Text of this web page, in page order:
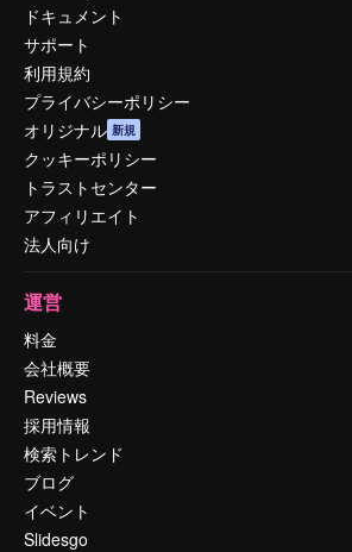
ドキュメント
サポート
利用規約
プライバシーポリシー
オリジナル 新規
クッキーポリシー
トラストセンター
アフィリエイト
法人向け
運営
料金
会社概要
Reviews
採用情報
検索トレンド
ブログ
イベント
Slidesgo